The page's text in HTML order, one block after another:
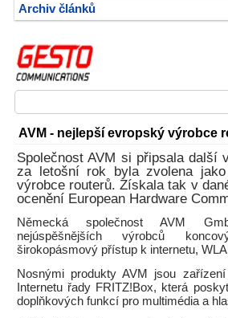
Archiv článků
AVM - nejlepší evropský výrobce
Společnost AVM si připsala další
za letošní rok byla zvolena
výrobce routerů. Získala tak v
ocenění European Hardware
Německá společnost AVM
nejúspěšnějších výrobců
širokopásmový přístup k internetu,
Nosnými produkty AVM jsou
Internetu řady FRITZ!Box, která
doplňkových funkcí pro multimédia a